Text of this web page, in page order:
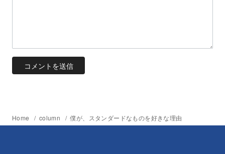
Home column 僕が、スタンダードなものを好きな理由